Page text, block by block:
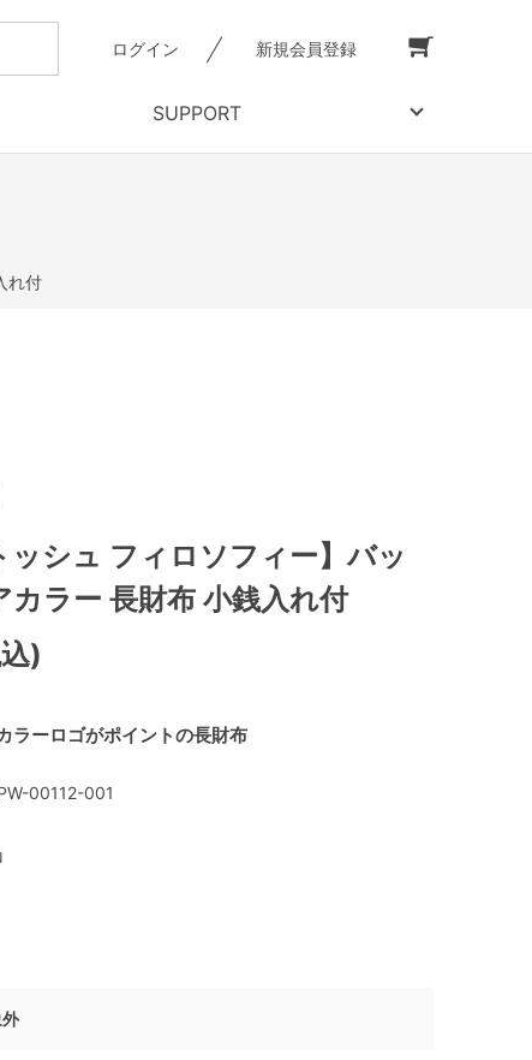
ログイン 新規会員登録
SUPPORT
れ付
ラーロゴがポイントの長財布
ッシュ フィロソフィー】バッ
カラー 長財布 小銭入れ付
)
00112-001